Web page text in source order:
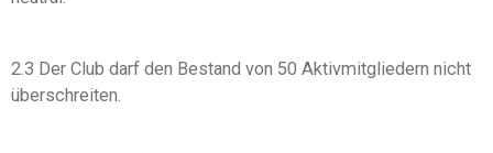
2.3 Der Club darf den Bestand von 50 Aktivmitgliedern nicht
überschreiten.